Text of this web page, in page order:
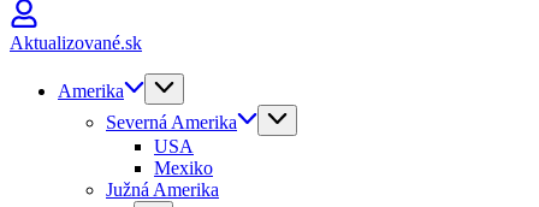
Aktualizované.sk
Amerika
Severná Amerika
USA
Mexiko
Južná Amerika